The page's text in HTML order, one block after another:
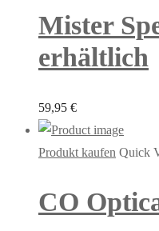
Mister
erhältlich
59,95 €
Produkt kaufen Quick
CO